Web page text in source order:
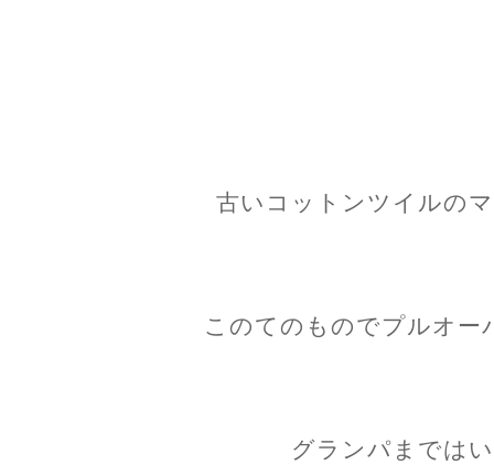
古いコットンツイルの
このてのものでプルオー
グランパまでは